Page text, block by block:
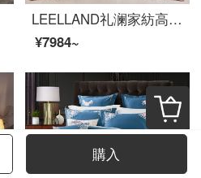
LEELLAND礼澜家紡高級新中国式100本の綿糸刺繍ベッド用品四点セットの純綿ベッドセット酔江南-玉四点セット1.8-2.0メートルベッド/220*240 cm
¥7984~
購入